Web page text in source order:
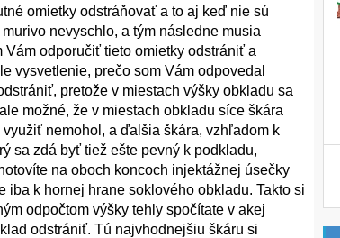
omietky odstráňovať a to aj keď nie sú
nevyschlo, a tým následne musia
Vám odporučiť tieto omietky odstrániť a
vysvetlenie, prečo som Vám odpovedal
pretože v miestach výšky obkladu sa
možné, že v miestach obkladu síce škára
nemohol, a ďalšia škára, vzhľadom k
sa zdá byť tiež ešte pevný k podkladu,
na oboch koncoch injektážnej úsečky
iba k hornej hrane soklového obkladu. Takto si
odpočtom výšky tehly spočítate v akej
odstrániť. Tú najvhodnejšiu škáru si